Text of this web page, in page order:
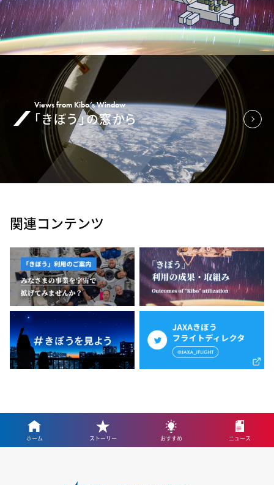
Views from Kibo’s Window
「きぼう」の窓から
関連コンテンツ
ホーム ストーリー おすすめ ニュース